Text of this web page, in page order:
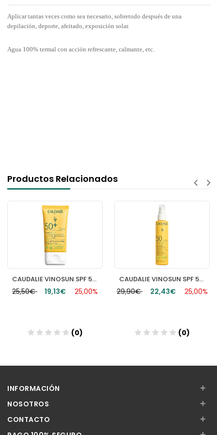
Aplicar tantas veces como sea necesario, sobretodo después de una
depilación, deporte, afeitado, exposición solar.
Agua 100% termal con acción refrescante, calmante, etc.
Productos Relacionados
CAUDALIE VINOSUN SPF 50+ CREMA DE MUY ALTA PROTECCION 40ML
25,50€ 19,13€ 25,00%
(0)
CAUDALIE VINOSUN SPF 50+ SPRAY DE MUY ALTA PROTECCION 150ML
29,90€ 22,43€ 25,00%
(0)
INFORMACIÓN +
NOSOTROS +
CONTACTO +